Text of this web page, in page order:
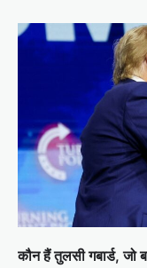
कौन हैं तुलसी गबार्ड, जो